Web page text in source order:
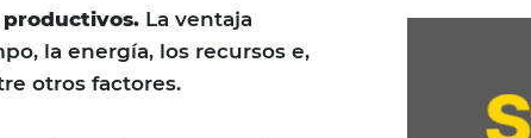
productivos. La ventaja
la energía, los recursos e,
otros factores.